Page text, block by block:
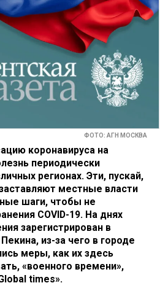
ФОТО: АГН МОСКВА
коронавируса на
периодически
регионах. Эти, пускай,
местные власти
шаги, чтобы не
COVID-19. На днях
зарегистрирован в
из-за чего в городе
меры, как их здесь
«военного времени»,
times».